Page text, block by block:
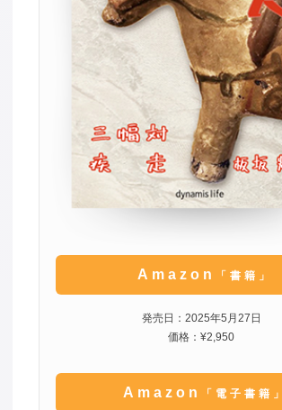
Amazon 「書籍」
発売日：2025年5月27日
価格：¥2,950
Amazon 「電子書籍」